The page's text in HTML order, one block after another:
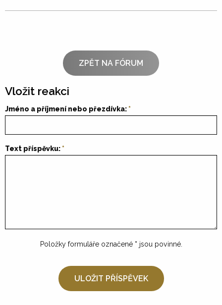
ZPĚT NA FÓRUM
Vložit reakci
Jméno a příjmení nebo přezdívka:
Text příspěvku:
Položky formuláře označené * jsou povinné.